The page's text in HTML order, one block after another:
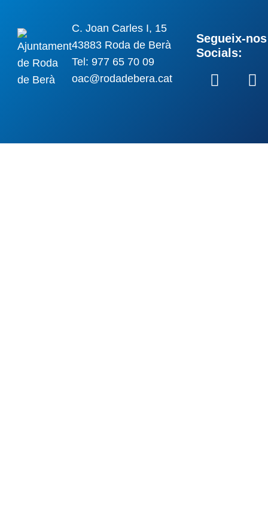
C. Joan Carles I, 15
43883 Roda de Berà
Tel: 977 65 70 09
oac@rodadebera.cat
Segueix-
Socials: